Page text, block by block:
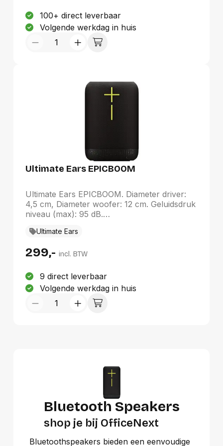
Aanbevolen gebruik: Universeel
100+ direct leverbaar
Volgende werkdag in huis
Ultimate Ears EPICBOOM
Ultimate Ears EPICBOOM. Diameter driver:
4,5 cm, Diameter woofer: 12 cm. Geluidsdruk
niveau (max): 95 dB.
Bluetooth-profielen: A2DP, Bereik van
Zwart, Houtskool, Productontwerp: Cylinder,
gebruik: Universeel
Ultimate Ears
299,- incl. BTW
9 direct leverbaar
Volgende werkdag in huis
Bluetooth Speakers
shop je bij OfficeNext
Bluetoothspeakers bieden een eenvoudige